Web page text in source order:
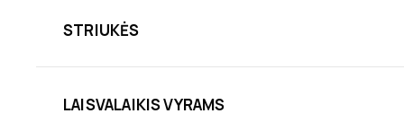
STRIUKĖS
LAISVALAIKIS VYRAMS